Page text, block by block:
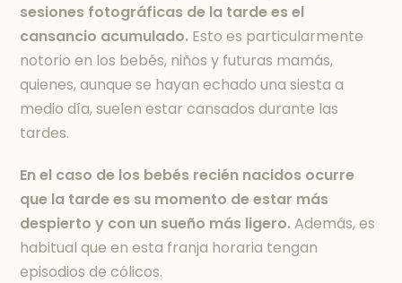
sesiones fotográficas de la tarde es el
cansancio acumulado. Esto es particularmente
notorio en los bebés, niños y futuras mamás,
quienes, aunque se hayan echado una siesta a
medio día, suelen estar cansados durante las
tardes.
En el caso de los bebés recién nacidos ocurre
que la tarde es su momento de estar más
despierto y con un sueño más ligero.Además, es
habitual que en esta franja horaria tengan
episodios de cólicos.